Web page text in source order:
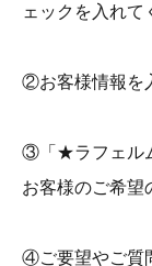
ェックを入れて
②お客様情報を
③「★ラフェル
お客様のご希望
④ご要望やご質